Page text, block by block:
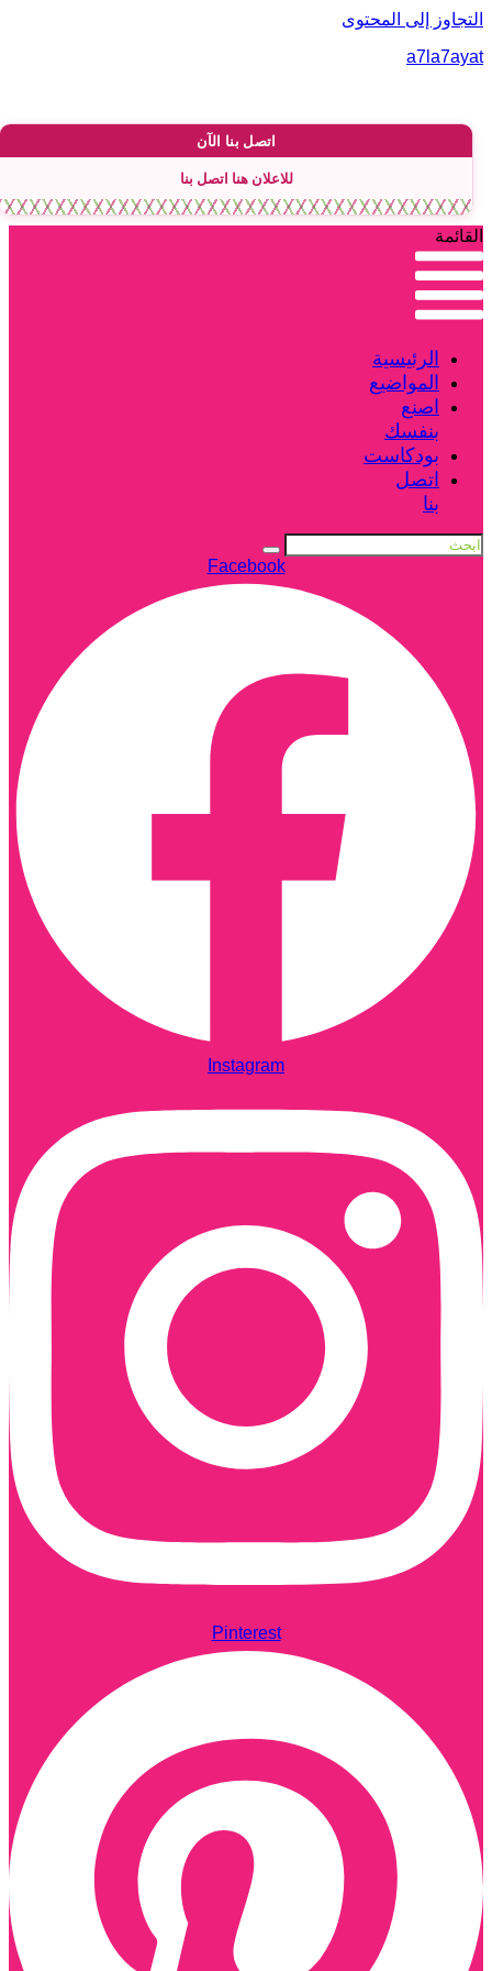
إلى المحتوى
اتصل بنا الآن
للاعلان هنا اتصل بنا
الرئيسية
المواضيع
اصنع
بنفسك
بودكاست
اتصل
بنا
Facebook
Instagram
Pinterest